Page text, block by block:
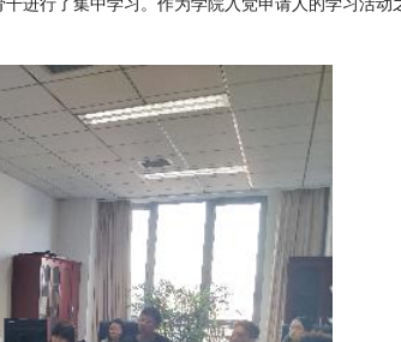
进行了集中学习。作为学院入党申请人的学习活动